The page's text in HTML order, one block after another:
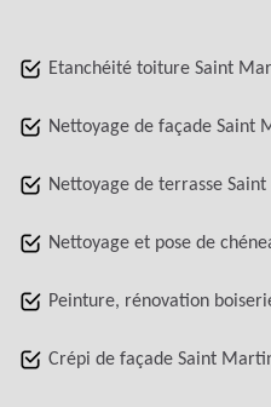
Etanchéité toiture Saint
Nettoyage de façade Saint
Nettoyage de terrasse
Nettoyage et pose de
Peinture, rénovation
Crépi de façade Saint